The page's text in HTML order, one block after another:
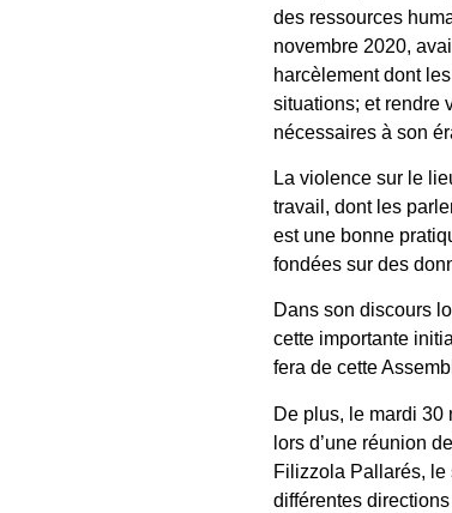
des ressources
novembre 2020,
harcèlement dont
situations; et rendre
nécessaires à son
La violence sur le
travail, dont les
est une bonne
fondées sur des
Dans son discours
cette importante
fera de cette
De plus, le mardi 30
lors d’une réunion
Filizzola Pallarés,
différentes